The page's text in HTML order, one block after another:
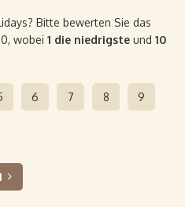
Bitte bewerten Sie das
wobei 1 die niedrigste und 10
6 7 8 9